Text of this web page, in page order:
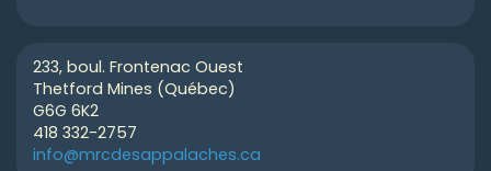
233, boul. Frontenac Ouest
Thetford Mines (Québec)
G6G 6K2
418 332-2757
info@mrcdesappalaches.ca